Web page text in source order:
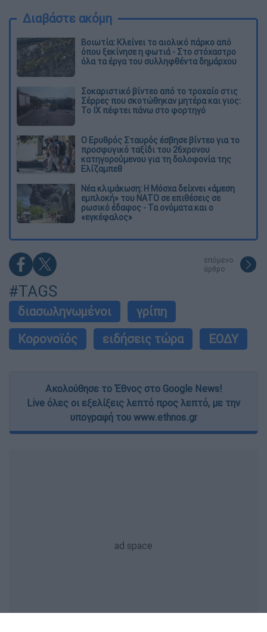
Διαβάστε ακόμη
Βοιωτία: Κλείνει το αιολικό πάρκο από
όπου ξεκίνησε η φωτιά - Στο στόχαστρο
όλα τα έργα του συλληφθέντα δημάρχου
Σοκαριστικό βίντεο από το τροχαίο στις
Σέρρες που σκοτώθηκαν μητέρα και γιος:
Το ΙΧ πέφτει πάνω στο φορτηγό
Ο Ερυθρός Σταυρός έσβησε βίντεο για το
προσφυγικό ταξίδι του 26χρονου
κατηγορούμενου για τη δολοφονία της
Ελίζαμπεθ
Νέα κλιμάκωση: Η Μόσχα δείχνει «άμεση
εμπλοκή» του ΝΑΤΟ σε επιθέσεις σε
ρωσικό έδαφος - Τα ονόματα και ο
«εγκέφαλος»
επόμενο
άρθρο
#TAGS
διασωληνωμένοι
γρίπη
Κορονοϊός
ειδήσεις τώρα ΕΟΔΥ
Ακολούθησε το Έθνος στο Google News!
Live όλες οι εξελίξεις λεπτό προς λεπτό, με την
υπογραφή του www.ethnos.gr